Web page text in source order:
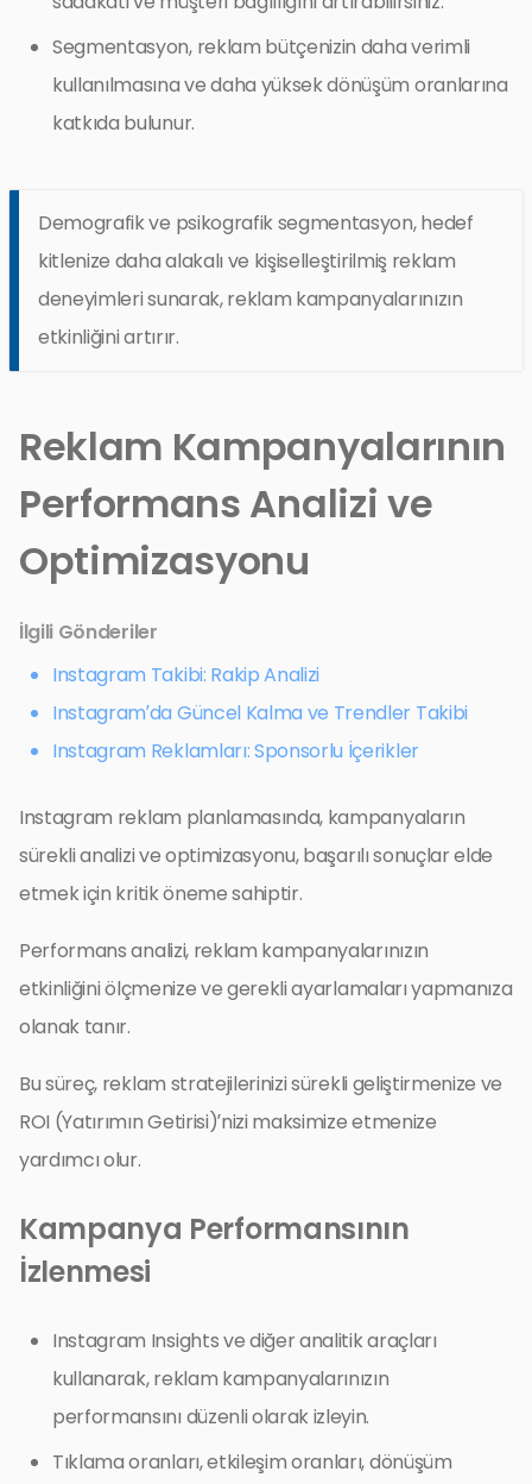
Segmentasyon, reklam bütçenizin daha verimli
kullanılmasına ve daha yüksek dönüşüm oranlarına
katkıda bulunur.
Demografik ve psikografik segmentasyon, hedef
kitlenize daha alakalı ve kişiselleştirilmiş reklam
deneyimleri sunarak, reklam kampanyalarınızın
etkinliğini artırır.
Reklam Kampanyalarının
Performans Analizi ve
Optimizasyonu
İlgili Gönderiler
Instagram Takibi: Rakip Analizi
Instagram’da Güncel Kalma ve Trendler Takibi
Instagram Reklamları: Sponsorlu İçerikler
Instagram reklam planlamasında, kampanyaların
sürekli analizi ve optimizasyonu, başarılı sonuçlar elde
etmek için kritik öneme sahiptir.
Performans analizi, reklam kampanyalarınızın
etkinliğini ölçmenize ve gerekli ayarlamaları yapmanıza
olanak tanır.
Bu süreç, reklam stratejilerinizi sürekli geliştirmenize ve
ROI (Yatırımın Getirisi)’nizi maksimize etmenize
yardımcı olur.
Kampanya Performansının
İzlenmesi
Instagram Insights ve diğer analitik araçları
kullanarak, reklam kampanyalarınızın
performansını düzenli olarak izleyin.
Tıklama oranları, etkileşim oranları, dönüşüm